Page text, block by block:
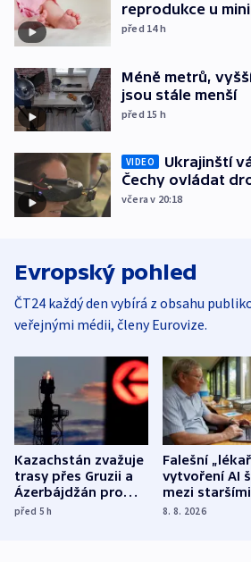
reprodukce u
před 14h
Méně metrů,
jsou stále menší
před 15 h
VIDEO
Ukrajinští
Čechy ovládat
včera v 20:18
Evropský pohled
ČT24 každý den vybírá z obsahu
veřejnými médii, členy Eurovize.
Kazachstán zvažuje
trasy přes Gruzii a
Ázerbájdžán pro
vývoz ropy do
před 5h
Falešní
vytvoření AI
mezi staršími
Poláky
8. 8. 2026